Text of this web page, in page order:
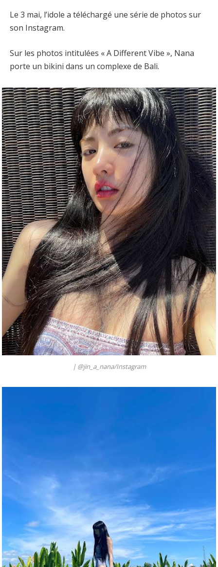
Le 3 mai, l’idole a téléchargé une série de photos sur
son Instagram.
Sur les photos intitulées « A Different Vibe », Nana
porte un bikini dans un complexe de Bali.
|@jin_a_nana/Instagram